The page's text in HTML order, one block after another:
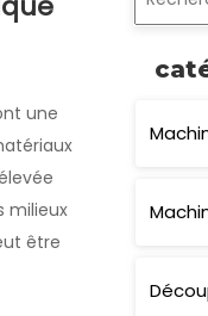
une
milieux
être